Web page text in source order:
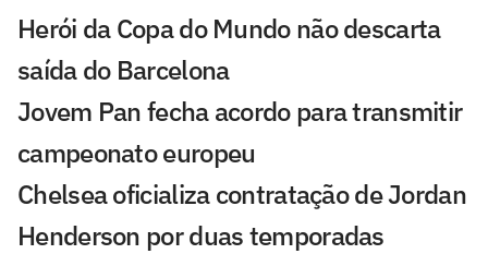
Herói da Copa do Mundo não descarta
saída do Barcelona
Jovem Pan fecha acordo para transmitir
campeonato europeu
Chelsea oficializa contratação de Jordan
Henderson por duas temporadas